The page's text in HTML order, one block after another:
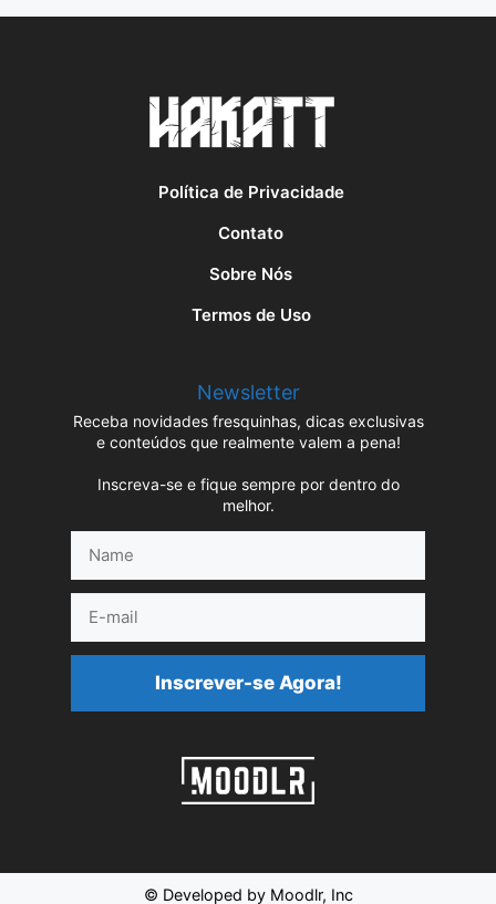
Política de Privacidade
Contato
Sobre Nós
Termos de Uso
Newsletter
Receba novidades fresquinhas, dicas exclusivas
e conteúdos que realmente valem a pena!
Inscreva-se e fique sempre por dentro do
melhor.
mail
Inscrever-se Agora!